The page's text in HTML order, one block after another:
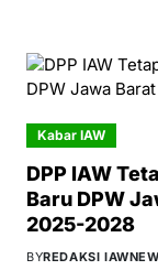
Kabar IAW
DPP IAW
Baru DPW
2025-2028
BYREDAKSI